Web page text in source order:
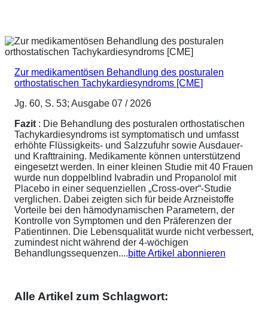
Zur medikamentösen Behandlung des posturalen
orthostatischen Tachykardiesyndroms [CME]
Jg. 60, S. 53; Ausgabe 07 / 2026
Fazit : Die Behandlung des posturalen orthostatischen
Tachykardiesyndroms ist symptomatisch und umfasst
erhöhte Flüssigkeits- und Salzzufuhr sowie Ausdauer-
und Krafttraining. Medikamente können unterstützend
eingesetzt werden. In einer kleinen Studie mit 40 Frauen
wurde nun doppelblind Ivabradin und Propanolol mit
Placebo in einer sequenziellen „Cross-over“-Studie
verglichen. Dabei zeigten sich für beide Arzneistoffe
Vorteile bei den hämodynamischen Parametern, der
Kontrolle von Symptomen und den Präferenzen der
Patientinnen. Die Lebensqualität wurde nicht verbessert,
zumindest nicht während der 4-wöchigen
Behandlungssequenzen....bitte Artikel abonnieren
Alle Artikel zum Schlagwort: